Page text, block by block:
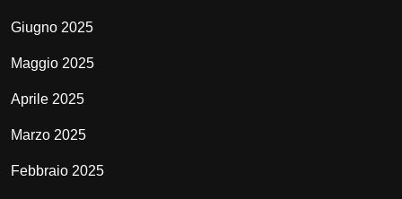
Giugno 2025
Maggio 2025
Aprile 2025
Marzo 2025
Febbraio 2025